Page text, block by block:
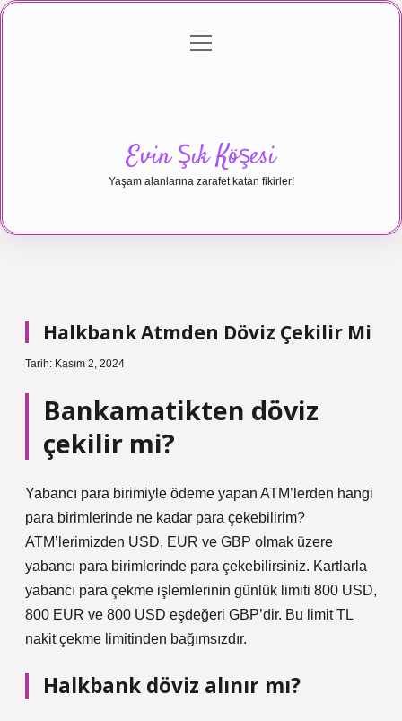
Gizlilik Politikası
menüyü
Evin Şık Köşesi
Yaşam alanlarına zarafet katan fikirler!
Halkbank Atmden Döviz Çekilir Mi
Tarih: Kasım 2, 2024
Bankamatikten döviz
çekilir mi?
Yabancı para birimiyle ödeme yapan ATM’lerden hangi
para birimlerinde ne kadar para çekebilirim?
ATM’lerimizden USD, EUR ve GBP olmak üzere
yabancı para birimlerinde para çekebilirsiniz. Kartlarla
yabancı para çekme işlemlerinin günlük limiti 800 USD,
800 EUR ve 800 USD eşdeğeri GBP’dir. Bu limit TL
nakit çekme limitinden bağımsızdır.
Halkbank döviz alınır mı?